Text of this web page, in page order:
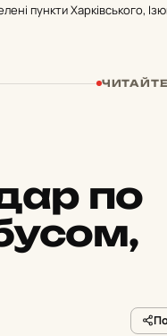
пункти Харківського,
по